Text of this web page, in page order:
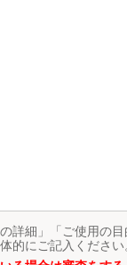
詳細」「ご使用の
的にご記入ください